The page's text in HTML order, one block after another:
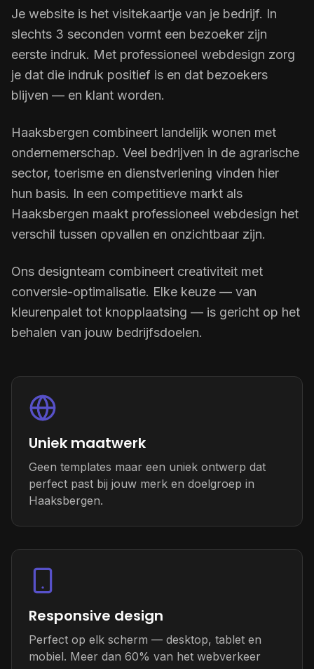
Je website is het visitekaartje van je bedrijf. In
slechts 3 seconden vormt een bezoeker zijn
eerste indruk. Met professioneel webdesign zorg
je dat die indruk positief is en dat bezoekers
blijven — en klant worden.
Haaksbergen combineert landelijk wonen met
ondernemerschap. Veel bedrijven in de agrarische
sector, toerisme en dienstverlening vinden hier
hun basis. In een competitieve markt als
Haaksbergen maakt professioneel webdesign het
verschil tussen opvallen en onzichtbaar zijn.
Ons designteam combineert creativiteit met
conversie-optimalisatie. Elke keuze — van
kleurenpalet tot knopplaatsing — is gericht op het
behalen van jouw bedrijfsdoelen.
Uniek maatwerk
Geen templates maar een uniek ontwerp dat
perfect past bij jouw merk en doelgroep in
Haaksbergen.
Responsive design
Perfect op elk scherm — desktop, tablet en
mobiel. Meer dan 60% van het webverkeer